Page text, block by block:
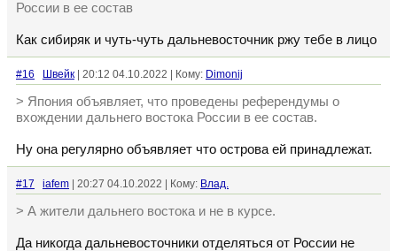
России в ее состав
Как сибиряк и чуть-чуть дальневосточник ржу тебе в лицо
#16 Швейк | 20:12 04.10.2022 | Кому: Dimonij
> Япония объявляет, что проведены референдумы о
вхождении дальнего востока России в ее состав.
Ну она регулярно объявляет что острова ей принадлежат.
#17 iafem | 20:27 04.10.2022 | Кому: Влад.
> А жители дальнего востока и не в курсе.
Да никогда дальневосточники отделяться от России не